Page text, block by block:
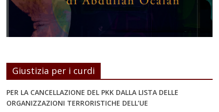
Giustizia per i curdi
PER LA CANCELLAZIONE DEL PKK DALLA LISTA DELLE
ORGANIZZAZIONI TERRORISTICHE DELL’UE